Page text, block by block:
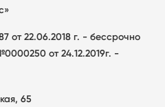
от 22.06.2018 г. - бессрочно
от 24.12.2019г. -
65